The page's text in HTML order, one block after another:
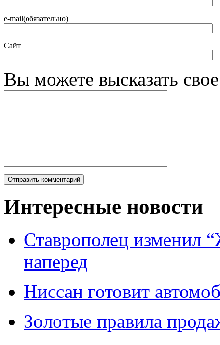
e-mail(обязательно)
Сайт
Вы можете высказать
Интересные новости
Ставрополец изменил
наперед
Ниссан готовит
Зoлoтые прaвилa